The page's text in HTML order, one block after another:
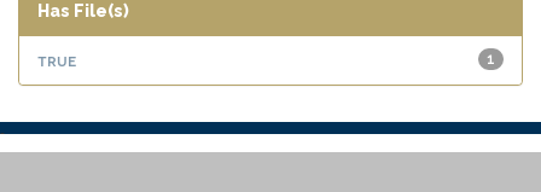
Has File(s)
1
true